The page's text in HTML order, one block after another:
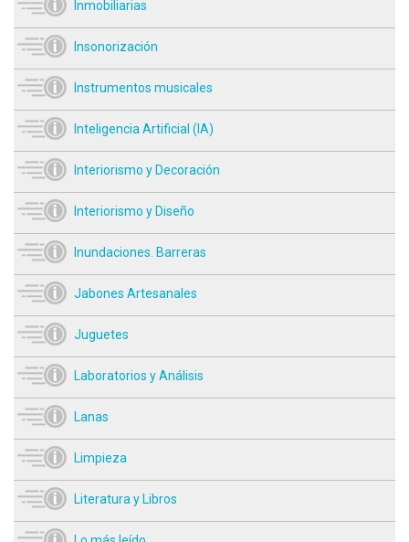
Inmobiliarias
Insonorización
Instrumentos musicales
Inteligencia Artificial (IA)
Interiorismo y Decoración
Interiorismo y Diseño
Inundaciones. Barreras
Jabones Artesanales
Juguetes
Laboratorios y Análisis
Lanas
Limpieza
Literatura y Libros